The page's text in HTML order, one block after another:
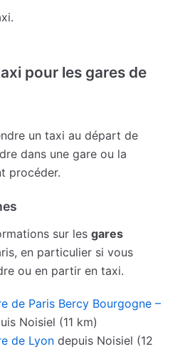
pour les gares de
un taxi au départ de
dans une gare ou la
procéder.
sur lesgares
en particulier si vous
ou en partir en taxi.
de Paris Bercy Bourgogne –
Noisiel (11 km)
de Lyon depuis Noisiel (12